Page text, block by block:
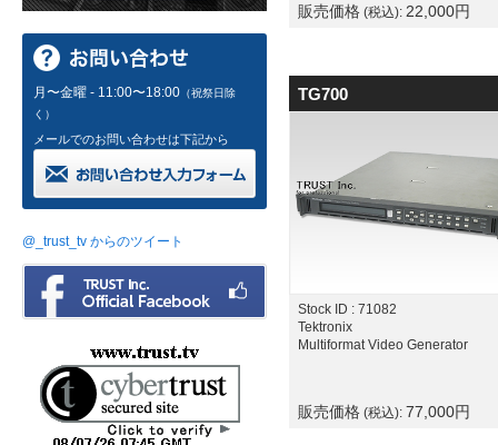
販売価格 (税込): 22,000円
TG700
Stock ID : 71082
Tektronix
Multiformat Video Generator
販売価格 (税込): 77,000円
月〜金曜 - 11:00〜18:00 （祝祭日除
く）
メールでのお問い合わせは下記から
@_trust_tv からのツイート